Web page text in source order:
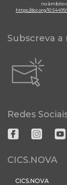
no âmbito
https://doi.org/
Subscreva a
Redes
CICS.NOVA
CICS.NOVA